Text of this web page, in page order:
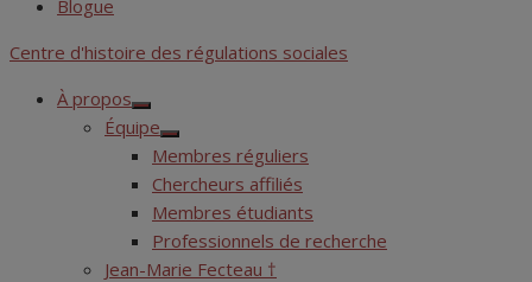
Blogue
Centre d'histoire des régulations sociales
À propos
Show
sub
menu
Équipe
Show
sub
menu
Membres réguliers
Chercheurs affiliés
Membres étudiants
Professionnels de recherche
Jean-Marie Fecteau †